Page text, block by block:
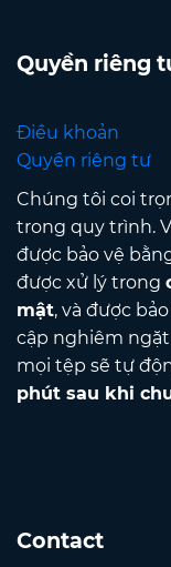
Quyền riêng
Điều khoản
Quyền riêng tư
Chúng tôi coi
trong quy trình.
được bảo vệ
được xử lý trong
mật, và được
cập nghiêm
mọi tệp sẽ tự
phút sau khi
Contact